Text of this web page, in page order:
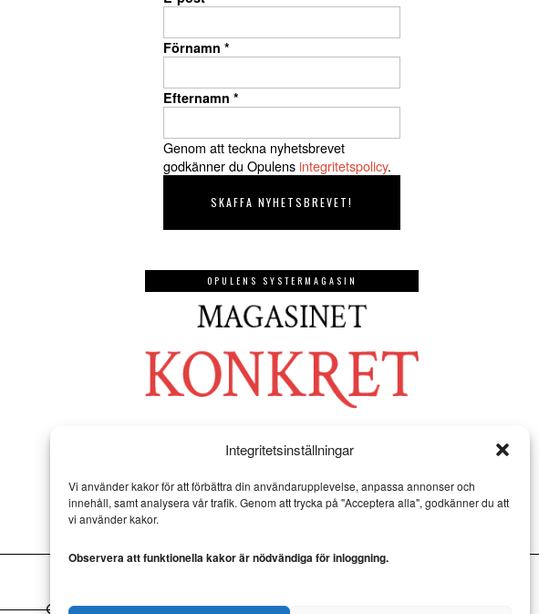
Integritetsinställningar
Vi använder kakor för att förbättra din användarupplevelse, anpassa annonser och
innehåll, samt analysera vår trafik. Genom att trycka på "Acceptera alla", godkänner du att
vi använder kakor.
Observera att funktionella kakor är nödvändiga för inloggning.
Förnamn *
Efternamn *
Genom att teckna nyhetsbrevet
godkänner du Opulensintegritetspolicy.
OPULENS SYSTERMAGASIN